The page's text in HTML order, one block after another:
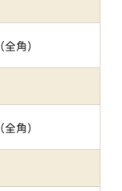
（全角）
（全角）